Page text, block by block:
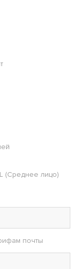
(Среднее лицо)
почты